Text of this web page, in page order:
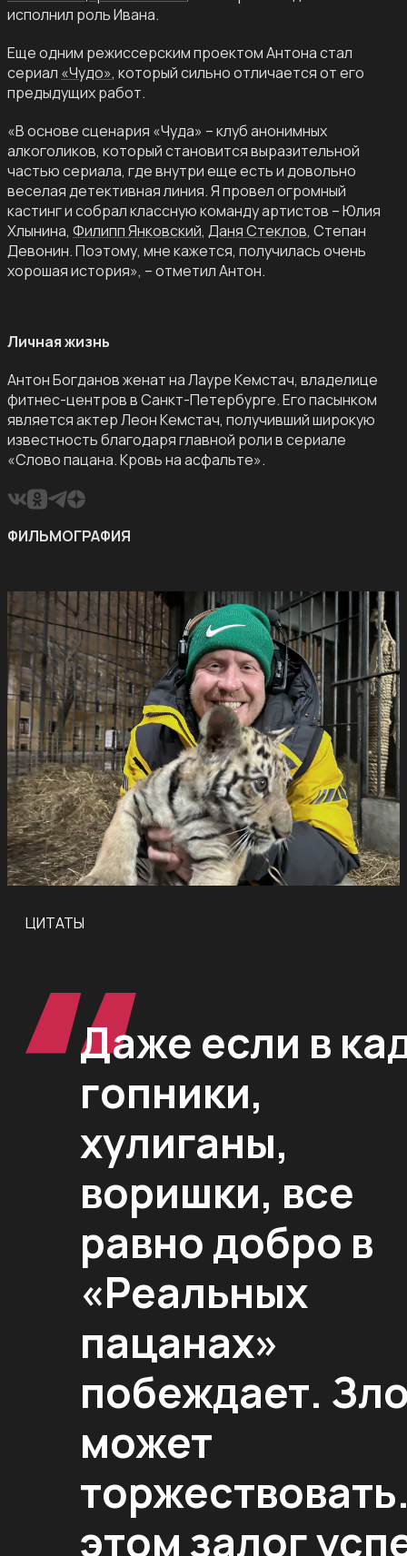
исполнил роль Ивана.
Еще одним режиссерским проектом Антона стал
сериал «Чудо», который сильно отличается от его
предыдущих работ.
«В основе сценария «Чуда» – клуб анонимных
алкоголиков, который становится выразительной
частью сериала, где внутри еще есть и довольно
веселая детективная линия. Я провел огромный
кастинг и собрал классную команду артистов – Юлия
Хлынина, Филипп Янковский, Даня Стеклов, Степан
Девонин. Поэтому, мне кажется, получилась очень
хорошая история», – отметил Антон.
Личная жизнь
Антон Богданов женат на Лауре Кемстач, владелице
фитнес-центров в Санкт-Петербурге. Его пасынком
является актер Леон Кемстач, получивший широкую
известность благодаря главной роли в сериале
«Слово пацана. Кровь на асфальте».
ФИЛЬМОГРАФИЯ
ЦИТАТЫ
Даже если в
гопники,
хулиганы,
воришки, все
равно добро в
«Реальных
пацанах»
побеждает.
может
этом залог